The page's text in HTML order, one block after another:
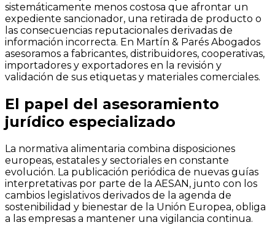
sistemáticamente menos costosa que afrontar un
expediente sancionador, una retirada de producto o
las consecuencias reputacionales derivadas de
información incorrecta. En Martín & Parés Abogados
asesoramos a fabricantes, distribuidores, cooperativas,
importadores y exportadores en la revisión y
validación de sus etiquetas y materiales comerciales.
El papel del asesoramiento
jurídico especializado
La normativa alimentaria combina disposiciones
europeas, estatales y sectoriales en constante
evolución. La publicación periódica de nuevas guías
interpretativas por parte de la AESAN, junto con los
cambios legislativos derivados de la agenda de
sostenibilidad y bienestar de la Unión Europea, obliga
a las empresas a mantener una vigilancia continua.